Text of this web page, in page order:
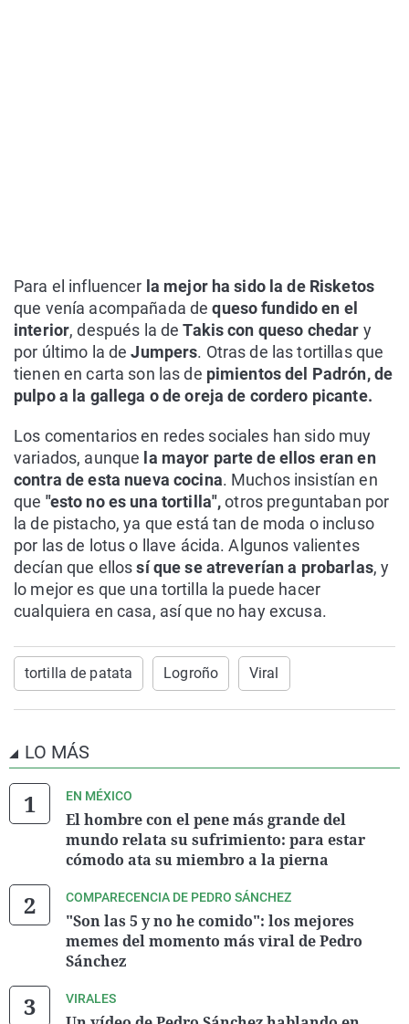
Para el influencer la mejor ha sido la de Risketos
que venía acompañada de queso fundido en el
interior, después la deTakis con queso chedar y
por último la deJumpers. Otras de las tortillas que
tienen en carta son las de pimientos del Padrón, de
pulpo a la gallega o de oreja de cordero picante.
Los comentarios en redes sociales han sido muy
variados, aunque la mayor parte de ellos eran en
contra de esta nueva cocina. Muchos insistían en
que "esto no es una tortilla",otros preguntaban por
la de pistacho, ya que está tan de moda o incluso
por las de lotus o llave ácida. Algunos valientes
decían que ellossí que se atreverían a probarlas, y
lo mejor es que una tortilla la puede hacer
cualquiera en casa, así que no hay excusa.
tortilla de patata Logroño Viral
LO MÁS
EN MÉXICO
El hombre con el pene más grande del
mundo relata su sufrimiento: para estar
cómodo ata su miembro a la pierna
COMPARECENCIA DE PEDRO SÁNCHEZ
"Son las 5 y no he comido": los mejores
memes del momento más viral de Pedro
Sánchez
VIRALES